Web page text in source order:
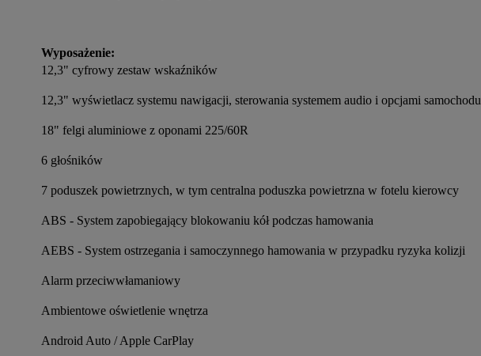
Wyposażenie:
12,3" cyfrowy zestaw wskaźników
12,3" wyświetlacz systemu nawigacji, sterowania systemem audio i opcjami samochodu
18" felgi aluminiowe z oponami 225/60R
6 głośników
7 poduszek powietrznych, w tym centralna poduszka powietrzna w fotelu kierowcy
ABS - System zapobiegający blokowaniu kół podczas hamowania
AEBS - System ostrzegania i samoczynnego hamowania w przypadku ryzyka kolizji
Alarm przeciwwłamaniowy
Ambientowe oświetlenie wnętrza
Android Auto / Apple CarPlay